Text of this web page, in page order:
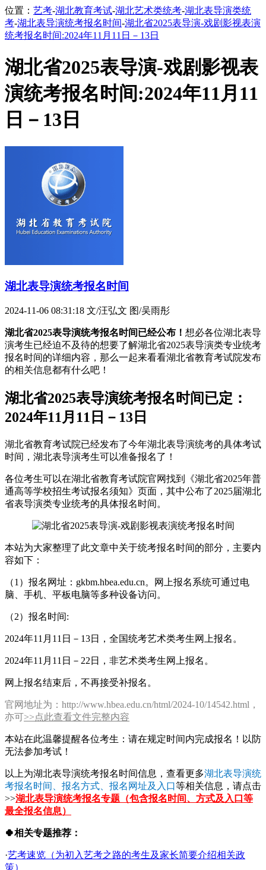
位置： 艺考-湖北教育考试-湖北艺术类统考-湖北表导演类统
考-湖北表导演统考报名时间-湖北省2025表导演-戏剧影视表演
统考报名时间:2024年11月11日－13日
湖北省2025表导演-戏剧影视表
演统考报名时间:2024年11月11
日－13日
湖北表导演统考报名时间
2024-11-06 08:31:18 文/汪弘文 图/吴雨彤
湖北省2025表导演统考报名时间已经公布！ 想必各位湖北表导
演考生已经迫不及待的想要了解湖北省2025表导演类专业统考
报名时间的详细内容，那么一起来看看湖北省教育考试院发布
的相关信息都有什么吧！
湖北省2025表导演统考报名时间已定：
2024年11月11日－13日
湖北省教育考试院已经发布了今年湖北表导演统考的具体考试
时间，湖北表导演考生可以准备报名了！
各位考生可以在湖北省教育考试院官网找到《湖北省2025年普
通高等学校招生考试报名须知》页面，其中公布了2025届湖北
省表导演类专业统考的具体报名时间。
本站为大家整理了此文章中关于统考报名时间的部分，主要内
容如下：
（1）报名网址：gkbm.hbea.edu.cn。网上报名系统可通过电
脑、手机、平板电脑等多种设备访问。
（2）报名时间:
2024年11月11日－13日，全国统考艺术类考生网上报名。
2024年11月11日－22日，非艺术类考生网上报名。
网上报名结束后，不再接受补报名。
官网地址为：http://www.hbea.edu.cn/html/2024-10/14542.html，
亦可>>点此查看文件完整内容
本站在此温馨提醒各位考生：请在规定时间内完成报名！以防
无法参加考试！
以上为湖北表导演统考报名时间信息，查看更多湖北表导演统
考报名时间、报名方式、报名网址及入口等相关信息，请点击
>>湖北表导演统考报名专题（包含报名时间、方式及入口等
最全报名信息）
🍀相关专题推荐：
·艺考速览（为初入艺考之路的考生及家长简要介绍相关政
策）